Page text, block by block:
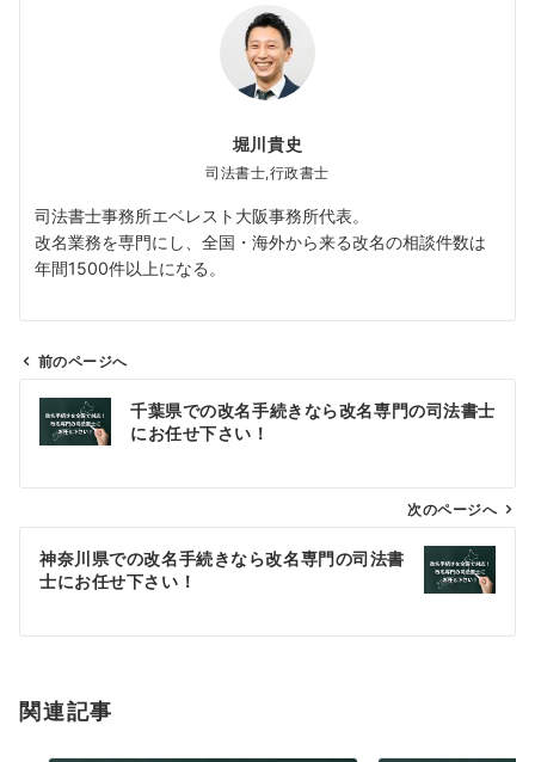
堀川貴史
司法書士,行政書士
司法書士事務所エベレスト大阪事務所代表。
改名業務を専門にし、全国・海外から来る改名の相談件数は
年間1500件以上になる。
ビ
ン
前のページへ
千葉県での改名手続きなら改名専門の司法書士
にお任せ下さい！
次のページへ
神奈川県での改名手続きなら改名専門の司法書
士にお任せ下さい！
関連記事